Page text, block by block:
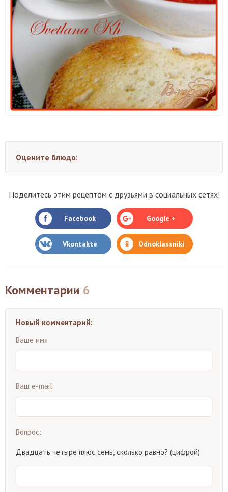
Оцените блюдо:
Поделитесь этим рецептом с друзьями в социальных сетях!
Facebook Google +
Vkontakte Odnoklassniki
Комментарии 6
Новый комментарий:
Ваше имя
Ваш e-mail
Вопрос:
Двадцать четыре плюс семь, сколько равно? (цифрой)